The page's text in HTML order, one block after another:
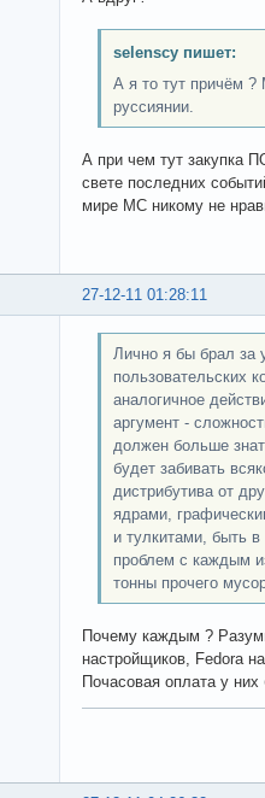
selenscy пишет:
А я то тут причём ?
руссиянии.
А при чем тут закупка
свете последних
мире МС никому не
27-12-11 01:28:11
Лично я бы брал за
пользовательских
аналогичное
аргумент -
должен больше
будет забивать
дистрибутива от
ядрами,
и тулкитами, быть
проблем с каждым
тонны прочего
Почему каждым ?
настройщиков, Fedora
Почасовая оплата у